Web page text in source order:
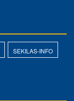
SEKILAS-INFO